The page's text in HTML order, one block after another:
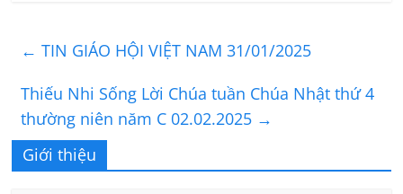
← TIN GIÁO HỘI VIỆT NAM 31/01/2025
Thiếu Nhi Sống Lời Chúa tuần Chúa Nhật thứ 4
thường niên năm C 02.02.2025 →
Giới thiệu